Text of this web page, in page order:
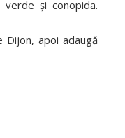
şi conopida.
apoi adaugă